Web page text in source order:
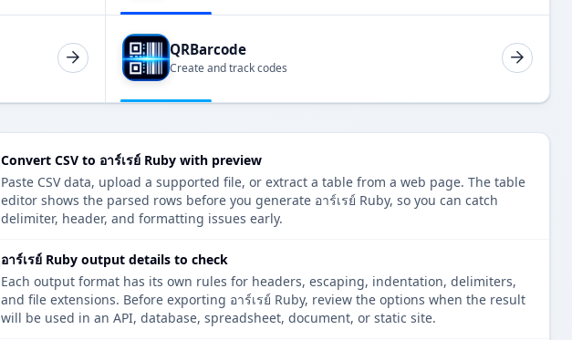
QRBarcode
Create and track codes
Convert CSV to อาร์เรย์ Ruby with preview
Paste CSV data, upload a supported file, or extract a table from a web page. The table
editor shows the parsed rows before you generate อาร์เรย์ Ruby, so you can catch
delimiter, header, and formatting issues early.
อาร์เรย์ Ruby output details to check
Each output format has its own rules for headers, escaping, indentation, delimiters,
and file extensions. Before exporting อาร์เรย์ Ruby, review the options when the result
will be used in an API, database, spreadsheet, document, or static site.